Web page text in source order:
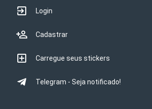
Login
Cadastrar
Carregue seus stickers
Telegram - Seja notificado!